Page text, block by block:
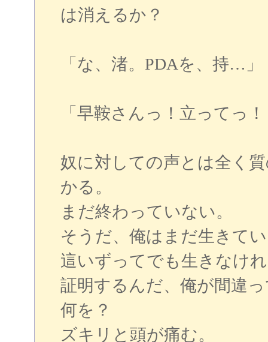
は消えるか？
「な、渚。PDAを、持…」
「早鞍さんっ！立ってっ
奴に対しての声とは全く
かる。
まだ終わっていない。
そうだ、俺はまだ生きて
這いずってでも生きなけ
証明するんだ、俺が間違
何を？
ズキリと頭が痛む。